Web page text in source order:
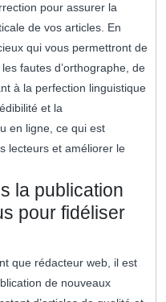
pour assurer la
de vos articles. En
qui vous permettront de
fautes d’orthographe, de
à la perfection linguistique
et la
en ligne, ce qui est
lecteurs et améliorer le
la publication
pour fidéliser
que rédacteur web, il est
de nouveaux